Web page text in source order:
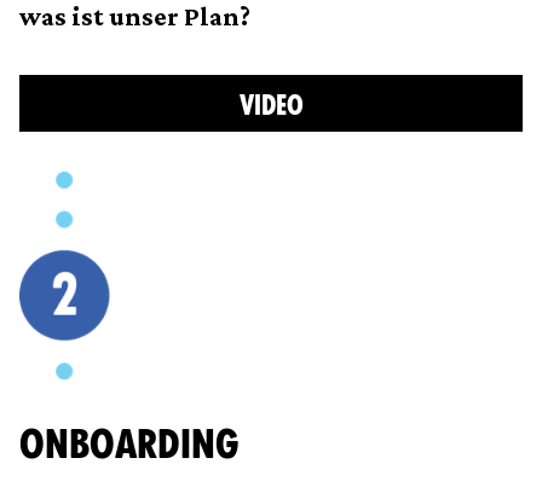
was ist unser Plan?
VIDEO
ONBOARDING